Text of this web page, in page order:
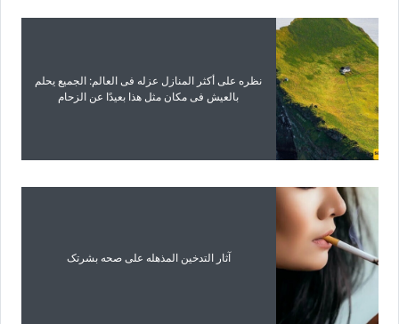
نظره على أکثر المنازل عزله فی العالم: الجمیع یحلم
بالعیش فی مکان مثل هذا بعیدًا عن الزحام
آثار التدخین المذهله على صحه بشرتک